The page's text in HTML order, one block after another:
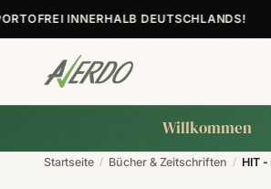
INNERHALB DEUTSCHLANDS!
Willkommen
Startseite / Bücher & Zeitschriften / HIT